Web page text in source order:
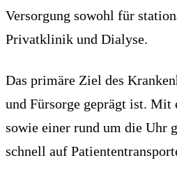
Versorgung sowohl für
Privatklinik und Dialyse.
Das primäre Ziel des
und Fürsorge geprägt ist. Mit
sowie einer rund um die Uhr
schnell auf